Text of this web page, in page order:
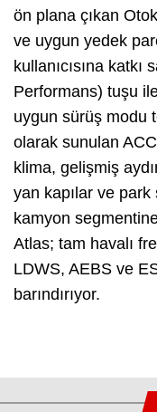
ön plana çıkan
ve uygun yedek
kullanıcısına
Performans) tuşu
uygun sürüş modu
olarak sunulan
klima, gelişmiş
yan kapılar ve
kamyon
Atlas; tam havalı
LDWS, AEBS ve
barındırıyor.